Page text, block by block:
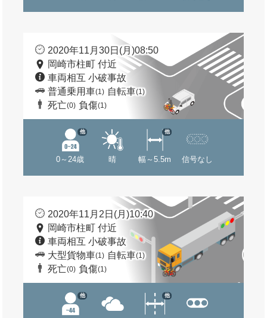
2020年11月30日(月)08:50
岡崎市柱町 付近
車両相互 小破事故
普通乗用車(1) 自転車(1)
死亡(0) 負傷(1)
0～24歳
他
晴 幅～5.5m
他
信号なし
2020年11月2日(月)10:40
岡崎市柱町 付近
車両相互 小破事故
大型貨物車(1) 自転車(1)
死亡(0) 負傷(1)
他 他